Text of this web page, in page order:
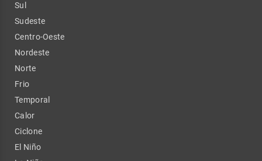
Sul
Sudeste
Centro-Oeste
Nordeste
Norte
Frio
Temporal
Calor
Ciclone
El Niño